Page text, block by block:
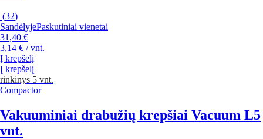
(32)
SandėlyjePaskutiniai vienetai
31,40 €
3,14 € / vnt.
Į krepšelį
Į krepšelį
rinkinys 5 vnt.
Compactor
Vakuuminiai drabužių krepšiai Vacuum L5
vnt.